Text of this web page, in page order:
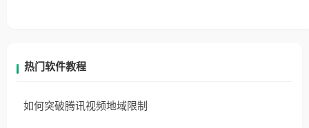
热门软件教程
如何突破腾讯视频地域限制